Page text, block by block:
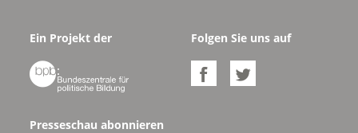
Ein Projekt der

Folgen Sie uns auf
 
Presseschau abonnieren